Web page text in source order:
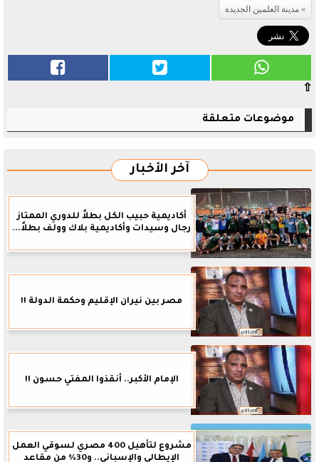
مدينة العلمين الجديدة
⇧
موضوعات متعلقة
آخر الأخبار
أكاديمية حبيب الكل بطلاً للدوري الممتاز
رجال وسيدات وأكاديمية بلاك وولف بطلاً...
مصر بين نيران الإقليم وحكمة الدولة !!
الإمام الأكبر.. أنقذوا المفتي حسون !!
مشروع لتأهيل 400 مصري لسوقي العمل
الإيطالي والإسباني.. و30% من مقاعد